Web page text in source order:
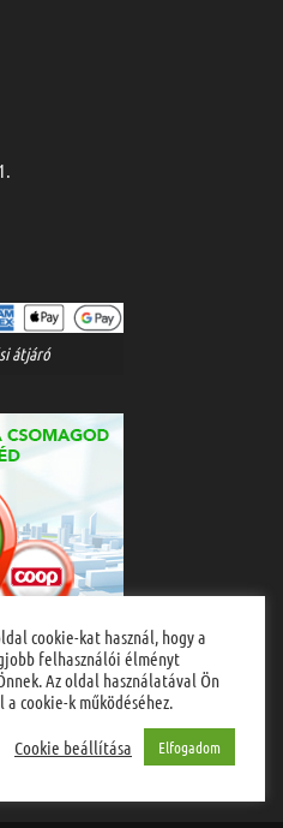
átjáró
cookie-kat használ, hogy a
felhasználói élményt
Az oldal használatával Ön
a cookie-k működéséhez.
Cookie beállítása Elfogadom